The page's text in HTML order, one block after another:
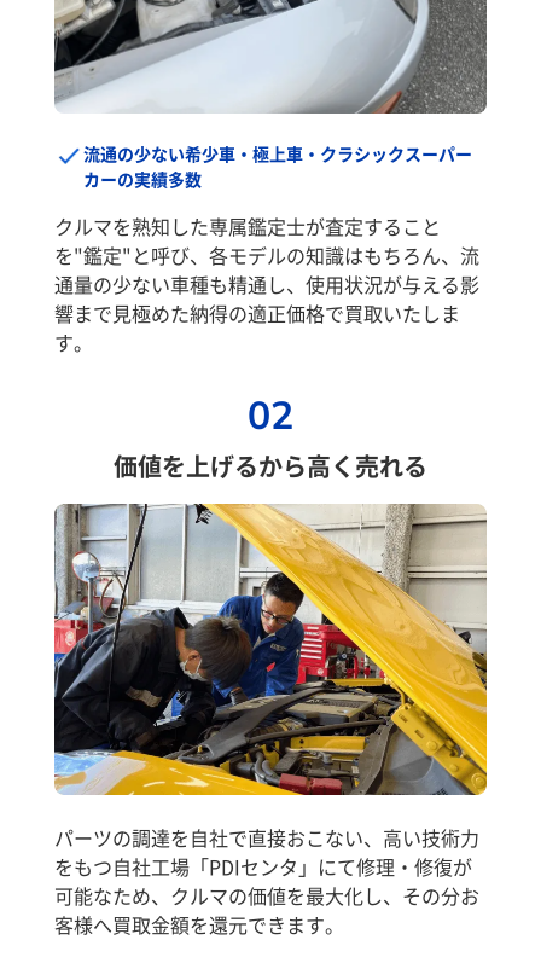
流通の少ない希少車・極上車・クラシックスーパー
カーの実績多数
クルマを熟知した専属鑑定士が査定すること
を"鑑定"と呼び、各モデルの知識はもちろん、流
通量の少ない車種も精通し、使用状況が与える影
響まで見極めた納得の適正価格で買取いたしま
す。
02
価値を上げるから高く売れる
パーツの調達を自社で直接おこない、高い技術力
をもつ自社工場「PDIセンタ」にて修理・修復が
可能なため、クルマの価値を最大化し、その分お
客様へ買取金額を還元できます。